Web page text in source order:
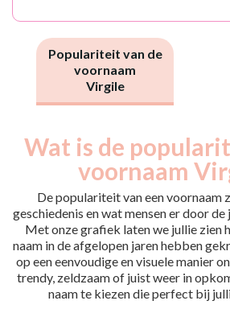
Populariteit van de
voornaam
Virgile
Wat is de
voornaam
De populariteit van een voornaam
geschiedenis en wat mensen er door
Met onze grafiek laten we jullie zien
naam in de afgelopen jaren hebben
op een eenvoudige en visuele manier
trendy, zeldzaam of juist weer in
naam te kiezen die perfect bij
Année
Nouveaux-
nés
2010
7
2011
7
2012
14
2014
10
2015
9
2016
7
6